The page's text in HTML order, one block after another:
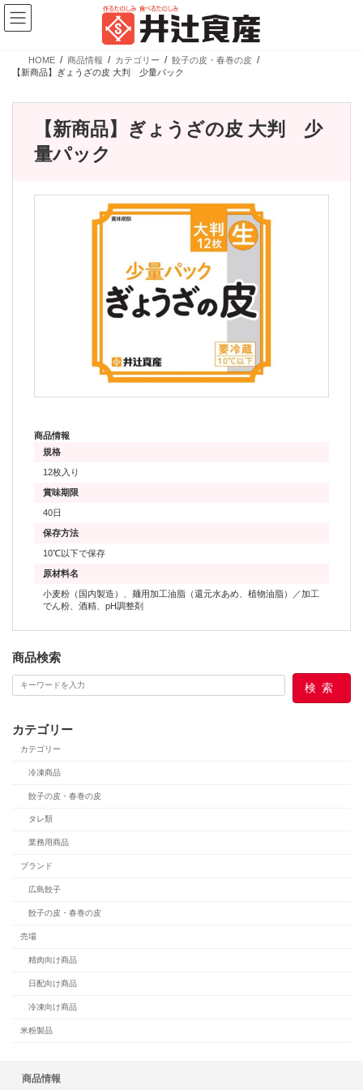
コ
テ
ナ
ゲ
新商品情報
【新商品】ぎょうざの皮 大判 少量パック
ブランド
広島餃子
売場
精肉向け商品
日配向け商品
冷凍向け商品
HOME 商品情報 カテゴリー
餃子の皮・春巻の皮
【新商品】ぎょうざの皮 大判 少量パック
【新商品】ぎょうざの皮 大判 少
量パック
商品情報
規格
12枚入り
賞味期限
40日
保存方法
10℃以下で保存
原材料名
小麦粉（国内製造）、麺用加工油脂（還元水あめ、植物油脂）／加工
でん粉、酒精、pH調整剤
商品検索
カテゴリー
カテゴリー
冷凍商品
餃子の皮・春巻の皮
タレ類
業務用商品
ブランド
広島餃子
餃子の皮・春巻の皮
売場
精肉向け商品
日配向け商品
冷凍向け商品
米粉製品
商品情報